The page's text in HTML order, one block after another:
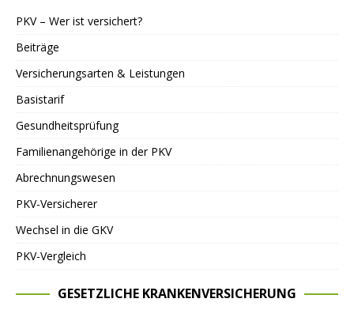
PKV – Wer ist versichert?
Beiträge
Versicherungsarten & Leistungen
Basistarif
Gesundheitsprüfung
Familienangehörige in der PKV
Abrechnungswesen
PKV-Versicherer
Wechsel in die GKV
PKV-Vergleich
GESETZLICHE KRANKENVERSICHERUNG